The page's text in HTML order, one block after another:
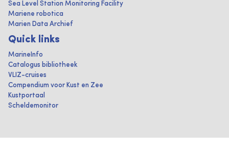
Sea Level Station Monitoring Facility
Mariene robotica
Marien Data Archief
Quick links
MarineInfo
Catalogus bibliotheek
VLIZ-cruises
Compendium voor Kust en Zee
Kustportaal
Scheldemonitor